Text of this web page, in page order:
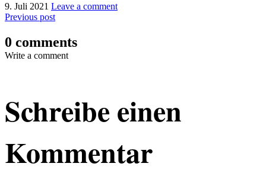
9. Juli 2021 Leave a comment
Previous post
0 comments
Write a comment
Schreibe einen
Kommentar